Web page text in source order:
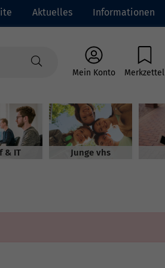
Aktuelles Informationen
Mein Konto Merkzettel
& IT Junge vhs